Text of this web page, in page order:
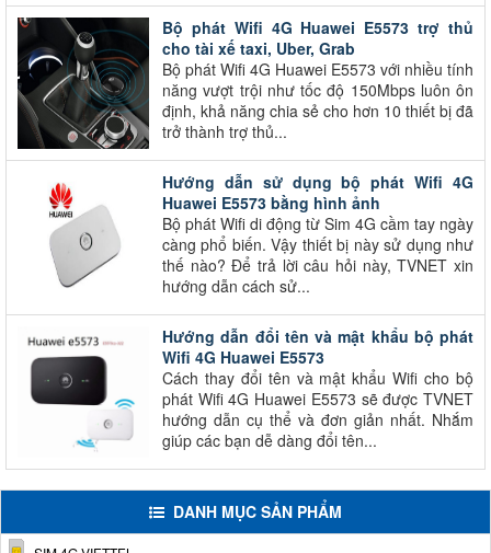
Bộ phát Wifi 4G Huawei E5573 trợ thủ
cho tài xế taxi, Uber, Grab
Bộ phát Wifi 4G Huawei E5573 với nhiều tính
năng vượt trội như tốc độ 150Mbps luôn ôn
định, khả năng chia sẻ cho hơn 10 thiết bị đã
trở thành trợ thủ...
Hướng dẫn sử dụng bộ phát Wifi 4G
Huawei E5573 bằng hình ảnh
Bộ phát Wifi di động từ Sim 4G cầm tay ngày
càng phổ biến. Vậy thiết bị này sử dụng như
thế nào? Để trả lời câu hỏi này, TVNET xin
hướng dẫn cách sử...
Hướng dẫn đổi tên và mật khẩu bộ phát
Wifi 4G Huawei E5573
Cách thay đổi tên và mật khẩu Wifi cho bộ
phát Wifi 4G Huawei E5573 sẽ được TVNET
hướng dẫn cụ thể và đơn giản nhất. Nhắm
giúp các bạn dễ dàng đổi tên...
DANH MỤC SẢN PHẨM